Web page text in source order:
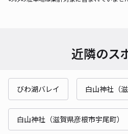
近隣のス
びわ湖バレイ 白山神社（
白山神社（滋賀県彦根市宇尾町）